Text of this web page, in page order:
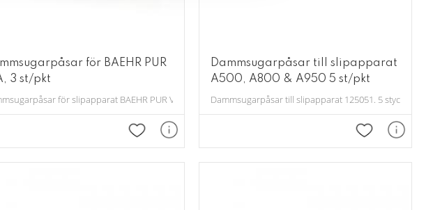
microfiber. 5 stycken/paket.
för BAEHR PUR
3 st/pkt
för slipapparat BAEHR PUR VIA, 3 pack.
Lägg till i favoriter
Dammsugarpåsar till slipapparat
A500, A800 & A950 5 st/pkt
Dammsugarpåsar till slipapparat 125051. 5 stycken /
Lägg till i